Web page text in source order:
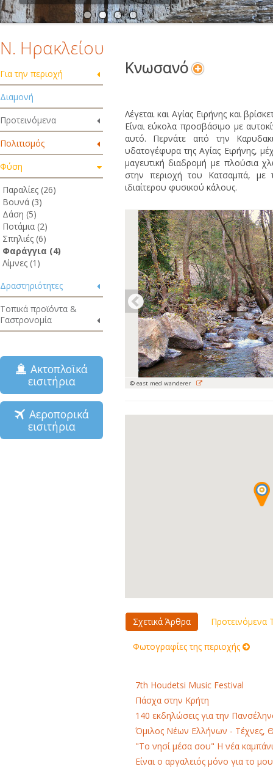
Ν. Ηρακλείου
Για την περιοχή
Διαμονή
Προτεινόμενα
Πολιτισμός
Φύση
Παραλίες (26)
Βουνά (3)
Δάση (5)
Ποτάμια (2)
Σπηλιές (6)
Φαράγγια (4)
Λίμνες (1)
Δραστηριότητες
Τοπικά προϊόντα &
Γαστρονομία
Ακτοπλοϊκά
εισιτήρια
Αεροπορικά
εισιτήρια
Κνωσανό
Λέγεται και Αγίας Ειρήνης και
Είναι εύκολα προσβάσιμο με
αυτό. Περνάτε από την
υδατογέφυρα της Αγίας Ειρήνης,
μαγευτική διαδρομή με πλούσια
στην περιοχή του Κατσαμπά, με
ιδιαίτερου φυσικού κάλους.
© east med wanderer
Σχετικά Άρθρα Προτεινόμενα
Φωτογραφίες της περιοχής
7th Houdetsi Music Festival
Πάσχα στην Κρήτη
140 εκδηλώσεις για την
Όμιλος Νέων Ελλήνων - Τέχνες,
"Το νησί μέσα σου" Η νέα
Είναι ο αργαλειός μόνο για το